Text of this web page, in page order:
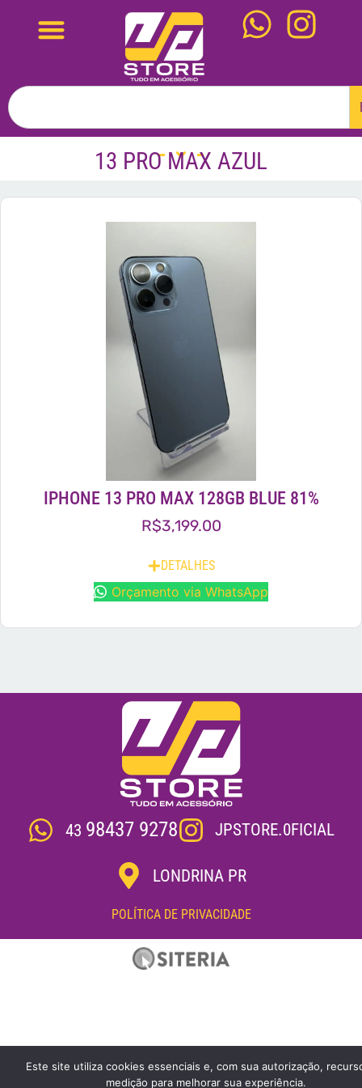
13 PRO MAX AZUL
IPHONE 13 PRO MAX 128GB BLUE 81%
R$3,199.00
DETALHES
Orçamento via WhatsApp
43 98437 9278 JPSTORE.0FICIAL
LONDRINA PR
POLÍTICA DE PRIVACIDADE
Este site utiliza cookies essenciais e, com sua autorização,
medição para melhorar sua experiência.